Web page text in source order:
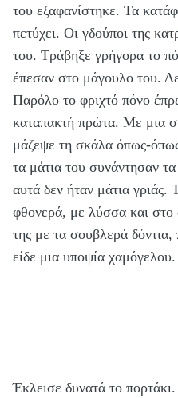
του εξαφανίστηκε. Τα
πετύχει. Οι γδούποι της
του. Τράβηξε γρήγορα το
έπεσαν στο μάγουλο του.
Παρόλο το φριχτό πόνο
καταπακτή πρώτα. Με μια
μάζεψε τη σκάλα όπως-
τα μάτια του συνάντησαν
αυτά δεν ήταν μάτια γριάς.
φθονερά, με λύσσα και στο
της με τα σουβλερά
είδε μια υποψία
Έκλεισε δυνατά το